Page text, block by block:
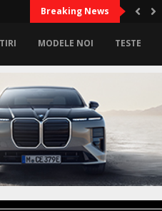
Breaking News
MODELE NOI TESTE